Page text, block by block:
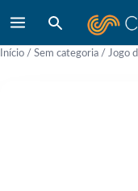
Início / Sem categoria / Jogo